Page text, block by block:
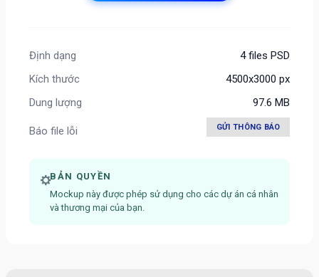
Định dạng
4 files PSD
Kích thước
4500x3000 px
Dung lượng
97.6 MB
Báo file lỗi GỬI THÔNG BÁO
BẢN QUYỀN
Mockup này được phép sử dụng cho các dự án cá nhân
và thương mại của bạn.